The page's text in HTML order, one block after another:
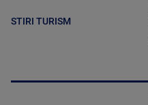
STIRI TURISM